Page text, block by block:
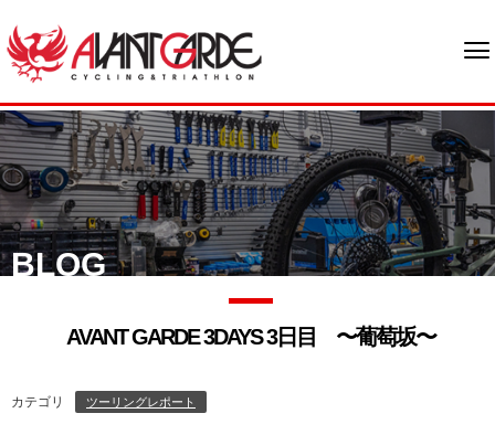
BLOG
AVANT GARDE 3DAYS 3日目 〜葡萄坂〜
カテゴリ ツーリングレポート